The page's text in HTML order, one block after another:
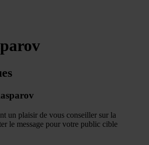
un plaisir de vous conseiller sur la
le message pour votre public cible